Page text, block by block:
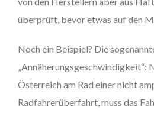
überprüft, bevor etwas auf den
Noch ein Beispiel? Die
„Annäherungsgeschwindigkeit“:
Österreich am Rad einer nicht
Radfahrerüberfahrt, muss das